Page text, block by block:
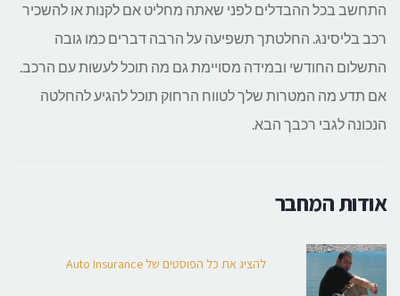
התחשב בכל ההבדלים לפני שאתה מחליט אם לקנות או להשכיר
רכב בליסינג. החלטתך תשפיעה על הרבה דברים כמו גובה
התשלום החודשי ובמידה מסויימת גם מה תוכל לעשות עם הרכב.
אם תדע מה המטרות שלך לטווח הרחוק תוכל להגיע להחלטה
הנכונה לגבי רכבך הבא.
אודות המחבר
להציג את כל הפוסטים של Auto Insurance